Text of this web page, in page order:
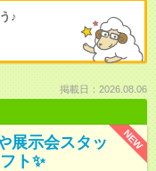
♪
掲載日：2026.08.06
NEW
展示会スタッ
ト✨